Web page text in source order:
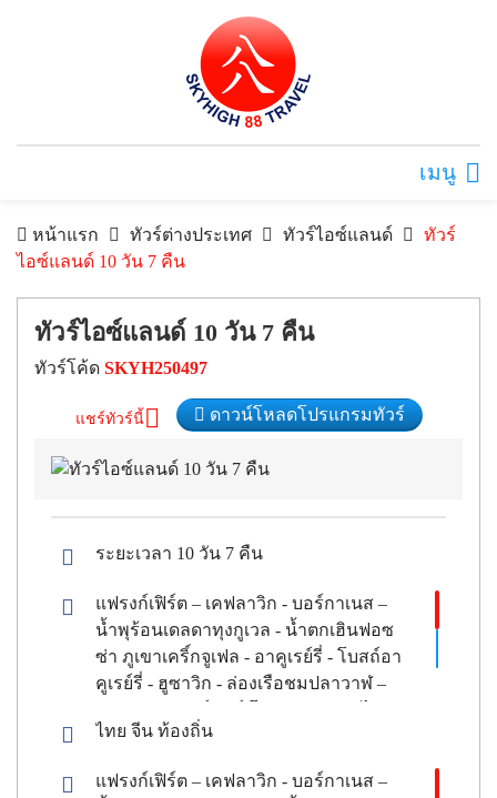
เมนู
หน้าแรก ทัวร์ต่างประเทศ ทัวร์ไอซ์แลนด์
ทัวร์
ไอซ์แลนด์ 10 วัน 7 คืน
ทัวร์ไอซ์แลนด์ 10 วัน 7 คืน
ทัวร์โค้ด SKYH250497
แชร์ทัวร์นี้ ดาวน์โหลดโปรแกรมทัวร์
ระยะเวลา 10 วัน 7 คืน
แฟรงก์เฟิร์ต – เคฟลาวิก - บอร์กาเนส –
น้ำพุร้อนเดลดาทุงกูเวล - น้ำตกเฮินฟอซ
ซ่า ภูเขาเคริ์กจูเฟล - อาคูเรย์รี่ - โบสถ์อา
คูเรย์รี่ - ฮูซาวิก - ล่องเรือชมปลาวาฬ –
มอนด์บีช – ถ้ำน้ำแข็ง (Ice Cave) – วิคค์ –
สโกการ์ฟอสส์ - Golden Circle - อุทยาน
ไทย จีน ท้องถิ่น
แฟรงก์เฟิร์ต – เคฟลาวิก - บอร์กาเนส –